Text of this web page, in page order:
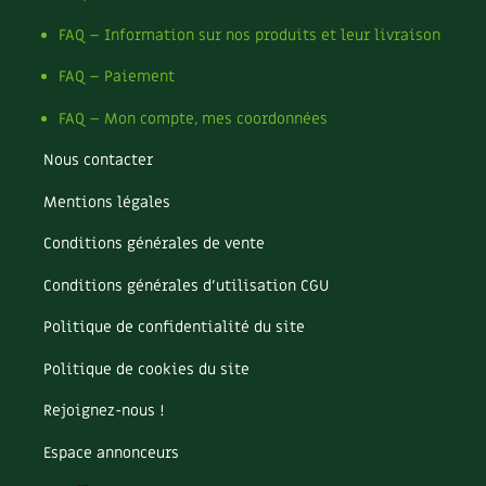
Vivre l’écologie
Protéger la nature
Actions pour la planète
Les 4 saisons
Archives
FAQ – Information sur nos produits et leur livraison
FAQ – Paiement
FAQ – Mon compte, mes coordonnées
Nous contacter
Mentions légales
Conditions générales de vente
Conditions générales d’utilisation CGU
Politique de confidentialité du site
Politique de cookies du site
Rejoignez-nous !
Espace annonceurs